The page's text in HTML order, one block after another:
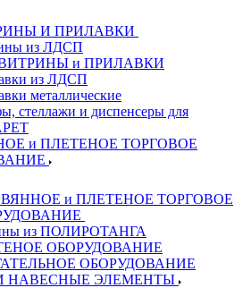
И ПРИЛАВКИ
из ЛДСП
и ПРИЛАВКИ
из ЛДСП
металлические
стеллажи и диспенсеры для
и ПЛЕТЕНОЕ ТОРГОВОЕ
и ПЛЕТЕНОЕ ТОРГОВОЕ
из ПОЛИРОТАНГА
ОБОРУДОВАНИЕ
ОБОРУДОВАНИЕ
НАВЕСНЫЕ ЭЛЕМЕНТЫ